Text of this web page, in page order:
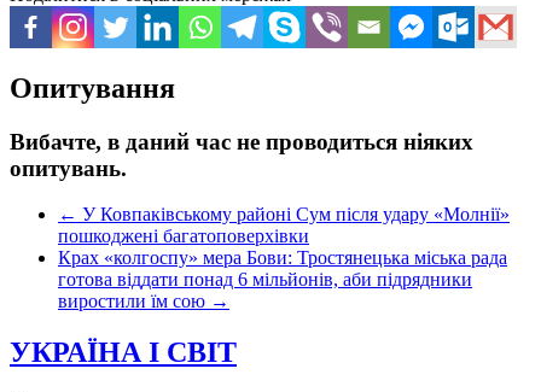
Опитування
Вибачте, в даний час не проводиться ніяких
опитувань.
← У Ковпаківському районі Сум після удару «Молнії»
пошкоджені багатоповерхівки
Крах «колгоспу» мера Бови: Тростянецька міська рада
готова віддати понад 6 мільйонів, аби підрядники
виростили їм сою →
УКРАЇНА І СВІТ